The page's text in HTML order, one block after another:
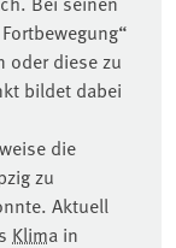
oder diese zu
bildet dabei
die
zu
Aktuell
Klima in